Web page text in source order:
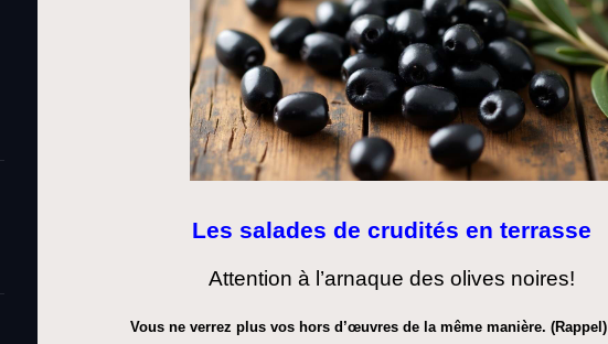
Les salades de crudités en terrasse
Attention à l’arnaque des olives noires!
Vous ne verrez plus vos hors d’œuvres de la même manière. (Rappel)